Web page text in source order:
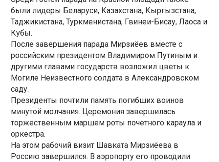
были лидеры Беларуси, Казахстана, Кыргызстана,
Таджикистана, Туркменистана, Гвинеи-Бисау, Лаоса и
Кубы.
После завершения парада Мирзиёев вместе с
российским президентом Владимиром Путиным и
другими главами государств возложил цветы к
Могиле Неизвестного солдата в Александровском
саду.
Президенты почтили память погибших воинов
минутой молчания. Церемония завершилась
торжественным маршем роты почетного караула и
оркестра.
На этом рабочий визит Шавката Мирзиёева в
Россию завершился. В аэропорту его проводили